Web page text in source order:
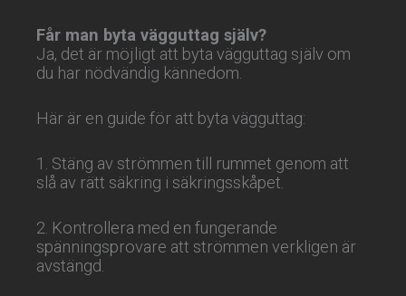
Får man byta vägguttag själv?
Ja, det är möjligt att byta vägguttag själv om
du har nödvändig kännedom.
Här är en guide för att byta vägguttag:
1. Stäng av strömmen till rummet genom att
slå av rätt säkring i säkringsskåpet.
2. Kontrollera med en fungerande
spänningsprovare att strömmen verkligen är
avstängd.